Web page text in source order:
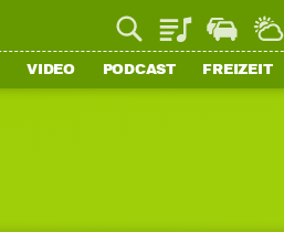
PlaylistStaupilot
VIDEO PODCAST FREIZEIT